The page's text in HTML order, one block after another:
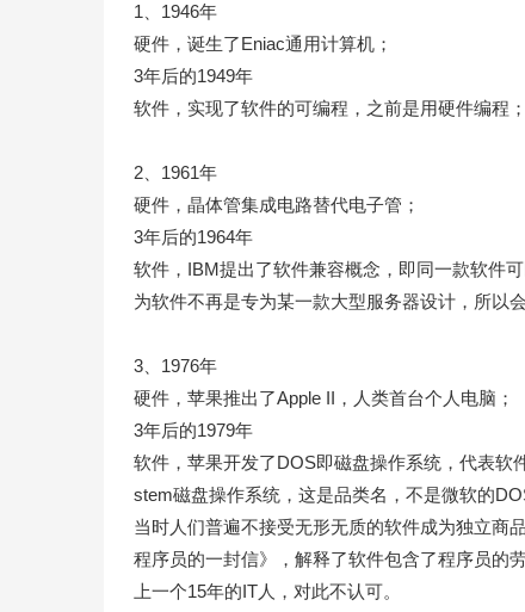
1、1946年
硬件，诞生了Eniac通用计算机；
3年后的1949年
软件，实现了软件的可编程，之前是用硬件编程；
2、1961年
硬件，晶体管集成电路替代电子管；
3年后的1964年
软件，IBM提出了软件兼容概念，即同一款软件
为软件不再是专为某一款大型服务器设计，所以
3、1976年
硬件，苹果推出了Apple II，人类首台个人电脑；
3年后的1979年
软件，苹果开发了DOS即磁盘操作系统，代表软
stem磁盘操作系统，这是品类名，不是微软的
当时人们普遍不接受无形无质的软件成为独立商
程序员的一封信》，解释了软件包含了程序员的
上一个15年的IT人，对此不认可。